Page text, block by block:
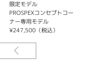
限定モデル
PROSPEXコンセプトコー
ナー専用モデル
¥247,500（税込）